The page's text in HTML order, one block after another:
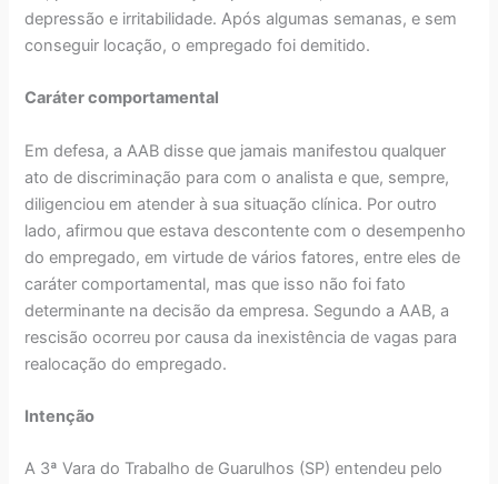
depressão e irritabilidade. Após algumas semanas, e sem
conseguir locação, o empregado foi demitido.
Caráter comportamental
Em defesa, a AAB disse que jamais manifestou qualquer
ato de discriminação para com o analista e que, sempre,
diligenciou em atender à sua situação clínica. Por outro
lado, afirmou que estava descontente com o desempenho
do empregado, em virtude de vários fatores, entre eles de
caráter comportamental, mas que isso não foi fato
determinante na decisão da empresa. Segundo a AAB, a
rescisão ocorreu por causa da inexistência de vagas para
realocação do empregado.
Intenção
A 3ª Vara do Trabalho de Guarulhos (SP) entendeu pelo